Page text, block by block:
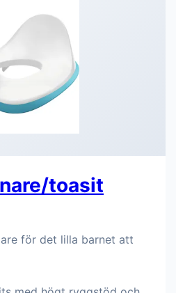
toasit
för det lilla barnet att